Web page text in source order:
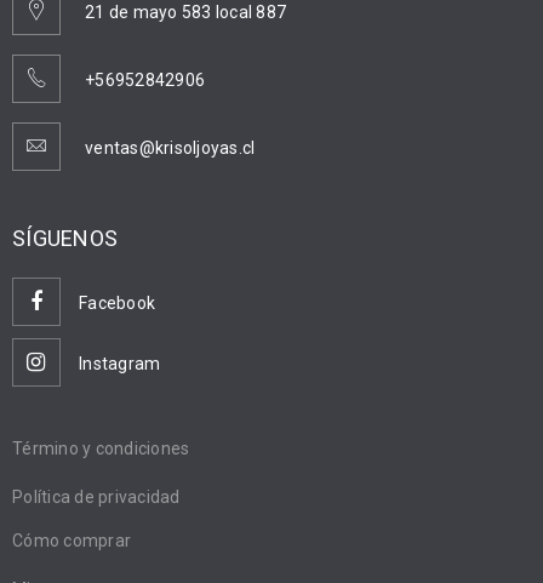
21 de mayo 583 local 887
+56952842906
ventas@krisoljoyas.cl
SÍGUENOS
Facebook
Instagram
Término y condiciones
Política de privacidad
Cómo comprar